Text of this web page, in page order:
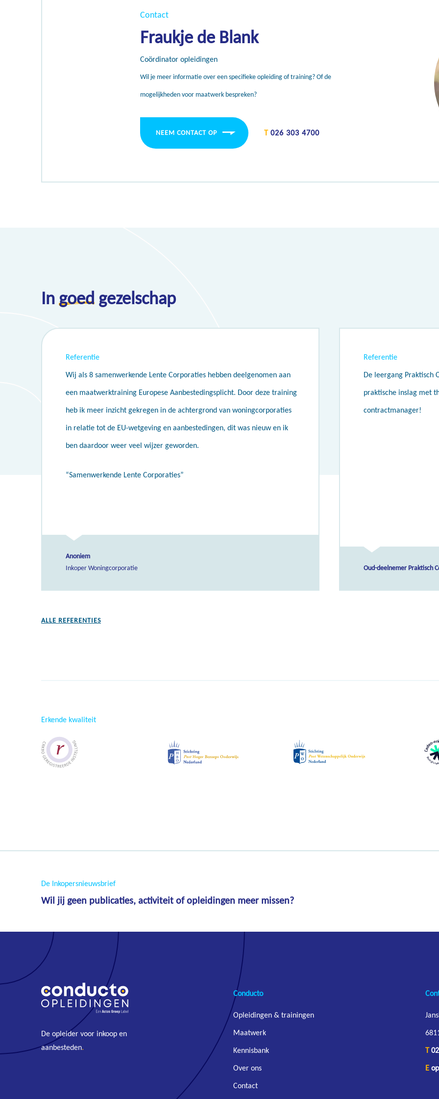
Contact
Fraukje de Blank
Coördinator opleidingen
Wil je meer informatie over een specifieke opleiding of training? Of de
mogelijkheden voor maatwerk bespreken?
NEEM CONTACT OP T 026 303 4700
Referentie
Wij als 8 samenwerkende Lente Corporaties hebben deelgenomen aan
een maatwerktraining Europese Aanbestedingsplicht. Door deze training
heb ik meer inzicht gekregen in de achtergrond van woningcorporaties
in relatie tot de EU-wetgeving en aanbestedingen, dit was nieuw en ik
ben daardoor weer veel wijzer geworden.
“Samenwerkende Lente Corporaties”
Anoniem
Inkoper Woningcorporatie
Referentie
De leergang Praktisch
praktische inslag met
contractmanager!
Oud-deelnemer Praktisch
Ingoed gezelschap
ALLE REFERENTIES
Erkende kwaliteit
De Inkopersnieuwsbrief
Wil jij geen publicaties, activiteit of opleidingen meer missen?
De opleider voor inkoop en
aanbesteden.
Conducto
Opleidingen & trainingen
Maatwerk
Kennisbank
Over ons
Contact
T
E